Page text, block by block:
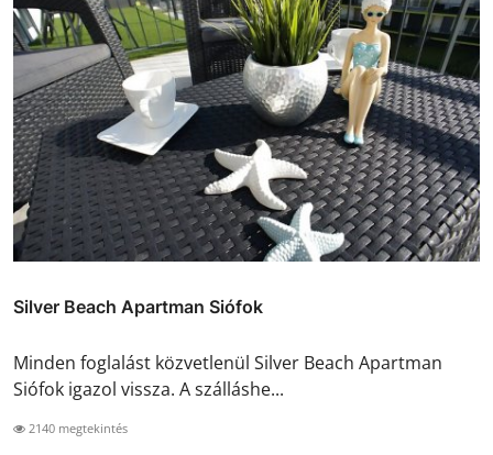
Silver Beach Apartman Siófok
Minden foglalást közvetlenül Silver Beach Apartman
Siófok igazol vissza. A szálláshe...
2140 megtekintés